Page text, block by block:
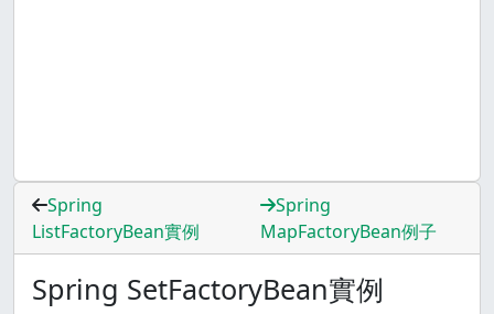
Spring
ListFactoryBean實例
Spring
MapFactoryBean例子
Spring SetFactoryBean實例